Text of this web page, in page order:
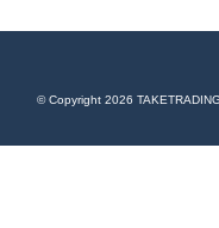
© Copyright 2026